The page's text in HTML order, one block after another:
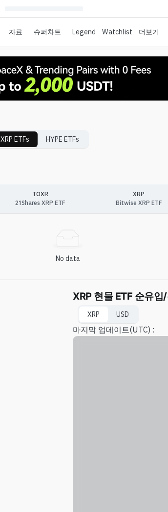
자료 슈퍼차트 Legend Watchlist 더보기
XRP ETFs HYPE ETFs
TOXR
21Shares XRP ETF
XRP
Bitwise XRP ETF
No data
XRP 현물 ETF 순유입
XRP USD
마지막 업데이트(UTC) :